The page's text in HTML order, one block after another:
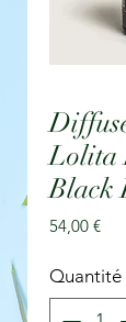
Lolita
Black
54,00 €Prix
Quantité